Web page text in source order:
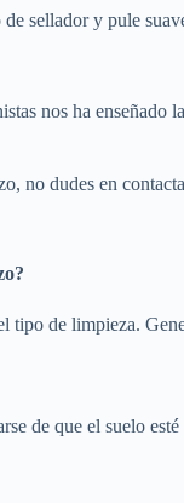
sellador y pule
nos ha
no dudes en
de limpieza.
de que el suelo